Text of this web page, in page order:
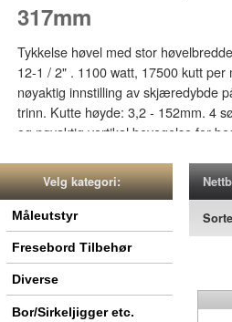
NY
1800
høvel
Velg kategori:
Måleutstyr
Fresebord Tilbehør
Diverse
Bor/Sirkeljigger etc.